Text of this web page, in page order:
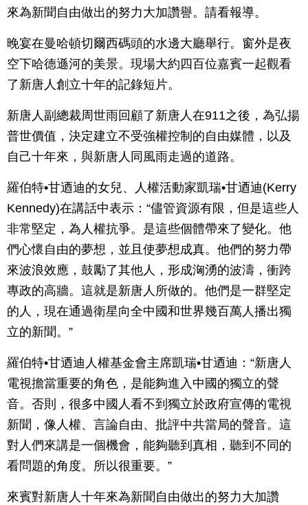
來為新聞自由做出的努力大加讚譽。請看報導。
晚宴在曼哈頓切爾西碼頭的水邊大廳舉行。窗外是夜
空下哈德遜河的美景。現場大約四百位嘉賓一起觀看
了新唐人創立十年的記錄短片。
新唐人副總裁周世雨回顧了新唐人在911之後，為弘揚
普世價值，決定建立不受強權控制的自由媒體，以及
自己十年來，與新唐人同風雨走過的道路。
羅伯特•甘迺迪的女兒、人權活動家凱瑞•甘迺迪(Kerry
Kennedy)在講話中表示：“儘管資源有限，但是這些人
非常堅定，為人權抗爭。是這些個體帶來了變化。他
們心懷自由的夢想，並且使夢想成真。他們的努力帶
來波浪效應，鼓勵了其他人，形成洶湧的波濤，衝跨
專政的高牆。這就是新唐人所做的。他們是一群堅定
的人，現在通過衛星向全中國和世界幾百萬人播出獨
立的新聞。”
羅伯特•甘迺迪人權基金會主席凱瑞•甘迺迪：“新唐人
電視擔當重要的角色，是能夠進入中國的獨立的聲
音。否則，很多中國人看不到獨立於政府宣傳的電視
新聞，像人權、言論自由、批評中共當局的聲音。這
對人們來講是一個機會，能夠聽到真相，聽到不同的
看問題的角度。所以很重要。”
來賓對新唐人十年來為新聞自由做出的努力大加讚